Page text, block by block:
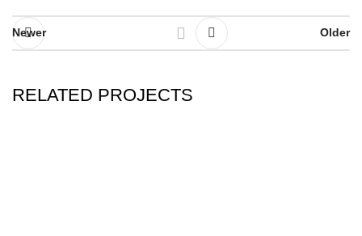
Newer Older
RELATED PROJECTS